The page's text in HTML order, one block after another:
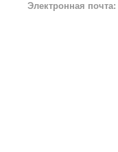
Электронная почта: